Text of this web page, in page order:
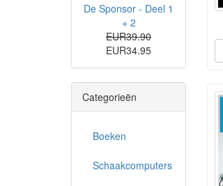
De Sponsor - Deel 1
+ 2
EUR39.90
EUR34.95
Categorieën
Boeken
Schaakcomputers